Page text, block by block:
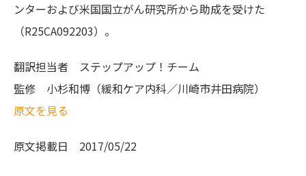
ンターおよび米国国立がん研究所から助成を受けた
（R25CA092203）。
翻訳担当者 ステップアップ！チーム
監修 小杉和博（緩和ケア内科／川崎市井田病院）
原文を見る
原文掲載日 2017/05/22